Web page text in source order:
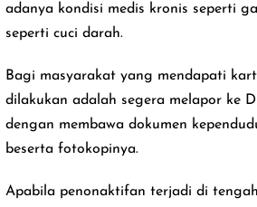
adanya kondisi medis kronis seperti
seperti cuci darah.
Bagi masyarakat yang mendapati
dilakukan adalah segera melapor ke
dengan membawa dokumen
beserta fotokopinya.
Apabila penonaktifan terjadi di